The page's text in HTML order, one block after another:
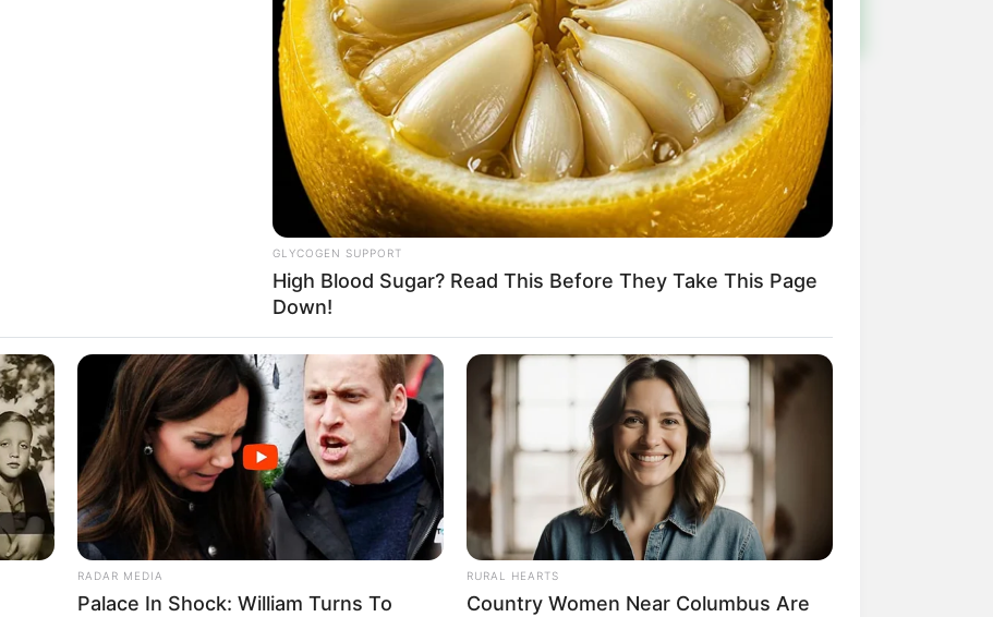
GLYCOGEN SUPPORT
High Blood Sugar? Read This Before They Take This Page
Down!
RADAR MEDIA
Palace In Shock: William Turns To
RURAL HEARTS
Country Women Near Columbus Are